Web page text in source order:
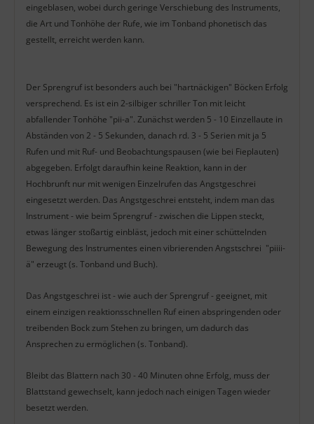
eingeblasen, wobei durch geringe Verschiebung des Instruments,
die Art und Tonhöhe der Rufe, wie im Tonband phonetisch das
gestellt, erreicht werden kann.
Der Sprengruf ist besonders auch bei "hartnäckigen" Böcken Erfolg
versprechend. Es ist ein 2-silbiger schriller Ton mit leicht
abfallender Tonhöhe "pii-a". Zunächst werden 5 - 10 Einzellaute in
Abständen von 2 - 5 Sekunden, danach rd. 3 - 5 Serien mit ja 5
Rufen und mit Ruf- und Beobachtungspausen (wie bei Fieplauten)
abgegeben. Erfolgt daraufhin keine Reaktion, kann in der
Hochbrunft nur mit wenigen Einzelrufen das Angstgeschrei
eingesetzt werden. Das Angstgeschrei entsteht, indem man das
Instrument - wie beim Sprengruf - zwischen die Lippen steckt,
etwas länger stoßartig einbläst, jedoch mit einer schüttelnden
Bewegung des Instrumentes einen vibrierenden Angstschrei "piiii-
ä" erzeugt (s. Tonband und Buch).
Das Angstgeschrei ist - wie auch der Sprengruf - geeignet, mit
einem einzigen reaktionsschnellen Ruf einen abspringenden oder
treibenden Bock zum Stehen zu bringen, um dadurch das
Ansprechen zu ermöglichen (s. Tonband).
Bleibt das Blattern nach 30 - 40 Minuten ohne Erfolg, muss der
Blattstand gewechselt, kann jedoch nach einigen Tagen wieder
besetzt werden.